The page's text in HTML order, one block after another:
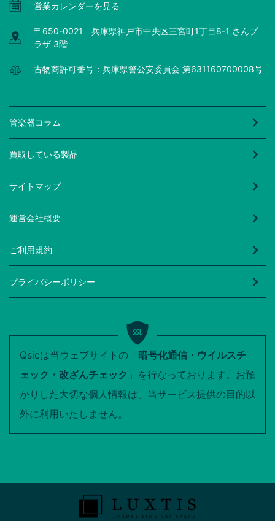
営業カレンダーを見る
〒650-0021 兵庫県神戸市中央区三宮町1丁目8-1 さんプ
ラザ 3階
古物商許可番号：兵庫県警公安委員会 第631160700008号
管楽器コラム
買取している製品
サイトマップ
運営会社概要
ご利用規約
プライバシーポリシー
Qsicは当ウェブサイトの「暗号化通信・ウイルスチ
ェック・改ざんチェック 」を行なっております。お預
かりした大切な個人情報は、当サービス提供の目的以
外に利用いたしません。